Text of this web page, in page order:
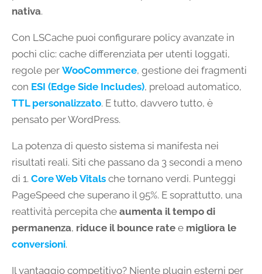
nativa.
Con LSCache puoi configurare policy avanzate in
pochi clic: cache differenziata per utenti loggati,
regole per WooCommerce, gestione dei fragmenti
con ESI (Edge Side Includes), preload automatico,
TTL personalizzato. E tutto, davvero tutto, è
pensato per WordPress.
La potenza di questo sistema si manifesta nei
risultati reali. Siti che passano da 3 secondi a meno
di 1. Core Web Vitals che tornano verdi. Punteggi
PageSpeed che superano il 95%. E soprattutto, una
reattività percepita che aumenta il tempo di
permanenza, riduce il bounce rate e migliora le
conversioni.
Il vantaggio competitivo? Niente plugin esterni per